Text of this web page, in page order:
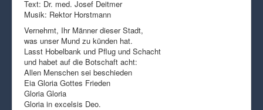
Text: Dr. med. Josef Deitmer
Musik: Rektor Horstmann
Vernehmt, Ihr Männer dieser Stadt,
was unser Mund zu künden hat.
Lasst Hobelbank und Pflug und Schacht
und habet auf die Botschaft acht:
Allen Menschen sei beschieden
Eia Gloria Gottes Frieden
Gloria Gloria
Gloria in excelsis Deo.